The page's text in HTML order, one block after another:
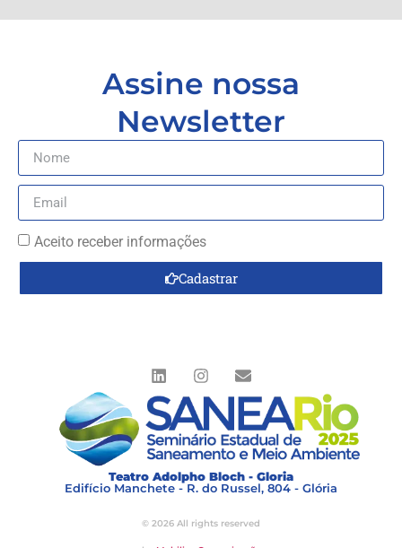
Assine nossa
Newsletter
Aceito receber informações
Cadastrar
Teatro Adolpho Bloch - Gloria
Edifício Manchete - R. do Russel, 804 - Glória
© 2026 All rights reserved